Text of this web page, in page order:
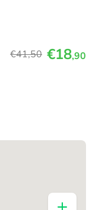
€41,50 €18,90